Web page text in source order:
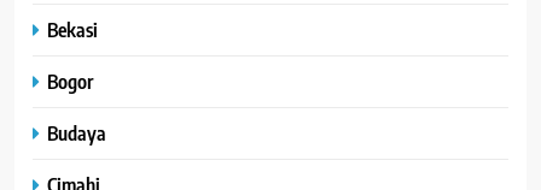
Bekasi
Bogor
Budaya
Cimahi